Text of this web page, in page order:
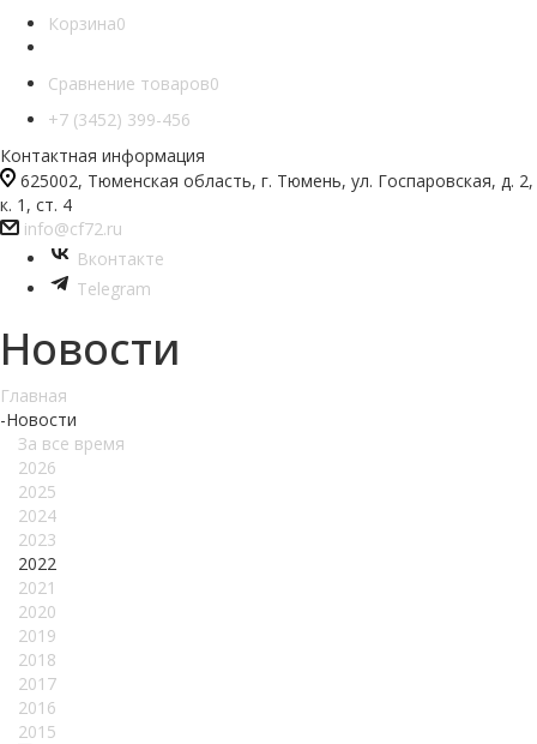
Корзина0
Сравнение товаров0
+7 (3452) 399-456
Контактная информация
625002, Тюменская область, г. Тюмень, ул. Госпаровская, д. 2,
к. 1, ст. 4
info@cf72.ru
Вконтакте
Telegram
Новости
Главная
-Новости
За все время
2026
2025
2024
2023
2022
2021
2020
2019
2018
2017
2016
2015